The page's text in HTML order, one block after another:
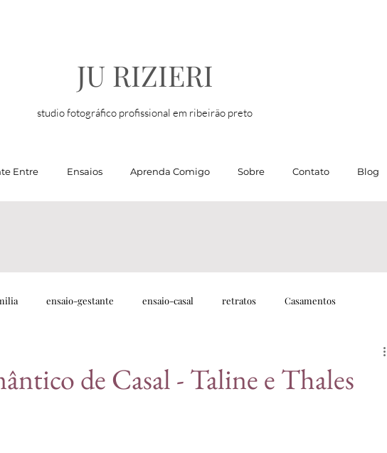
JU RIZIERI
studio fotográfico profissional em ribeirão preto
Entre Ensaios Aprenda Comigo Sobre Contato Blog
ensaio-gestante ensaio-casal retratos Casamentos
de Casal - Taline e Thales